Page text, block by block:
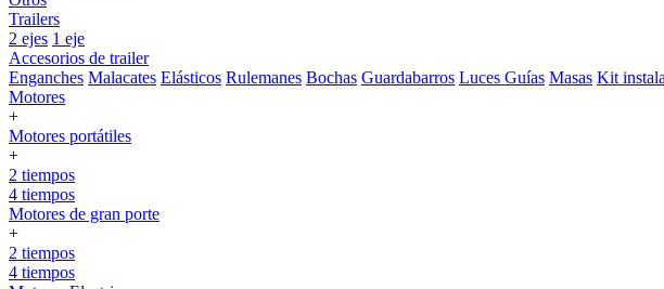
Trailers
2 ejes 1 eje
Accesorios de trailer
Enganches Malacates Elásticos Rulemanes Bochas Guardabarros Luces Guías Masas Kit
Motores
+
Motores portátiles
+
2 tiempos
4 tiempos
Motores de gran porte
+
2 tiempos
4 tiempos